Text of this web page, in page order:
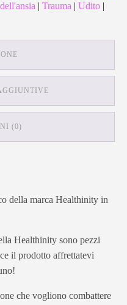
Trauma Udito
(0)
della marca Healthinity in
Healthinity sono pezzi
il prodotto affrettatevi
che vogliono combattere